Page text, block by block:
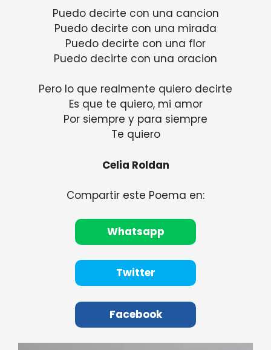
Puedo decirte con una cancion
Puedo decirte con una mirada
Puedo decirte con una flor
Puedo decirte con una oracion
Pero lo que realmente quiero decirte
Es que te quiero, mi amor
Por siempre y para siempre
Te quiero
Celia Roldan
Compartir este Poema en:
Whatsapp
Twitter
Facebook